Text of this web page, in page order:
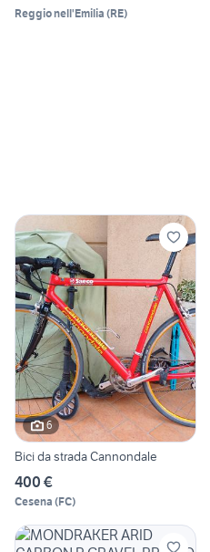
Reggio nell'Emilia (RE)
6
Bici da strada Cannondale
400 €
Cesena (FC)